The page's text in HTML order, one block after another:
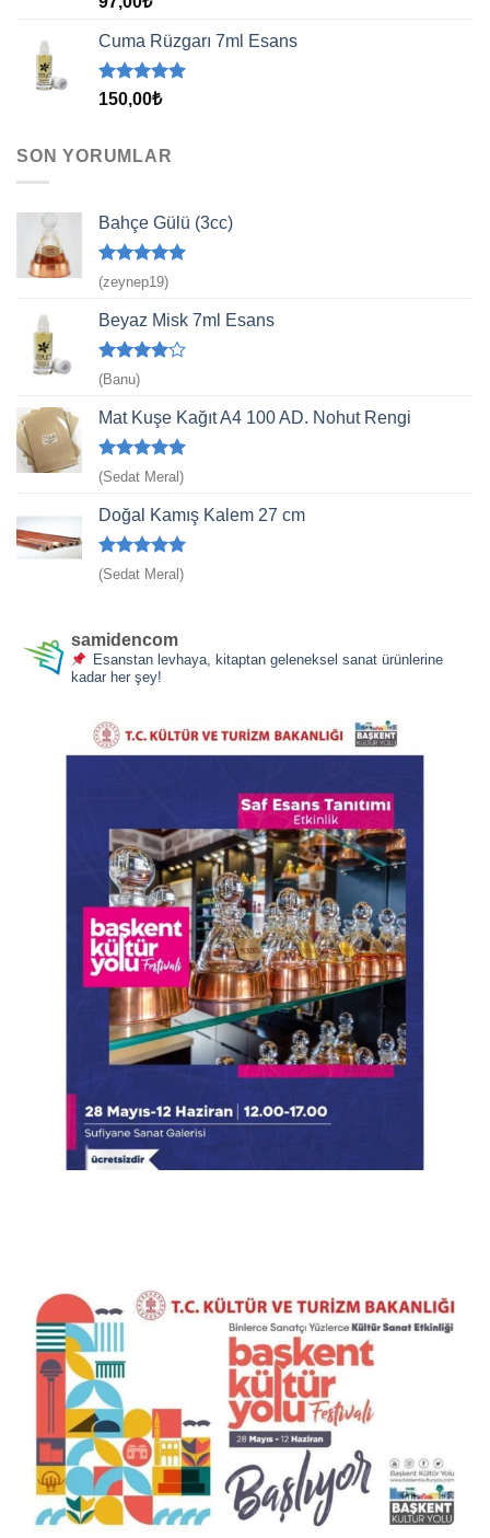
aldı
Cuma Rüzgarı 7ml Esans
5 üzerinden
150,00₺
SON YORUMLAR
Bahçe Gülü (3cc)
5 üzerinden
5
oy aldı
(zeynep19)
Beyaz Misk 7ml Esans
5
üzerinden
4oy aldı
(Banu)
Mat Kuşe Kağıt A4 100 AD. Nohut Rengi
5 üzerinden
5
(Sedat Meral)
Doğal Kamış Kalem 27 cm
5 üzerinden
5
(Sedat Meral)
samidencom
Esanstan levhaya, kitaptan geleneksel sanat ürünlerine
kadar her şey!